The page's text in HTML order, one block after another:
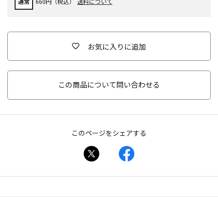
お気に入りに追加
この商品について問い合わせる
このページをシェアする